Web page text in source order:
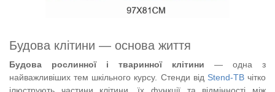
Будова клітини — основа життя
Будова рослинної і тваринної клітини — одна з
найважливіших тем шкільного курсу. Стенди від Stend-TBчітко